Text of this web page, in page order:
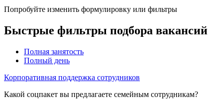
Попробуйте изменить формулировку или фильтры
Быстрые фильтры подбора вакансий
Полная занятость
Полный день
Корпоративная поддержка сотрудников
Какой соцпакет вы предлагаете семейным сотрудникам?